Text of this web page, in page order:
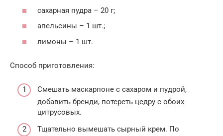
сахарная пудра – 20 г;
апельсины – 1 шт.;
лимоны – 1 шт.
Способ приготовления:
Смешать маскарпоне с сахаром и пудрой,
добавить бренди, потереть цедру с обоих
цитрусовых.
Тщательно вымешать сырный крем. По